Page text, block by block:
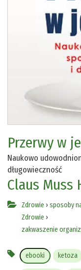
Przerwy w
Naukowo
długowieczność
Claus Muss
Zdrowie › sposoby
Zdrowie ›
zakwaszenie
ebooki ketoza